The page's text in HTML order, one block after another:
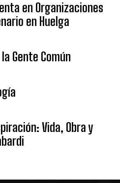
en Organizaciones
en Huelga
Gente Común
Vida, Obra y